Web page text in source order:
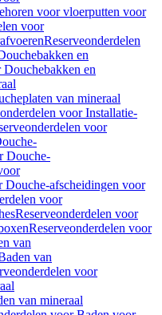
voor vloerputten voor
voor
Reserveonderdelen
en
Douchebakken en
van mineraal
voor Installatie-
voor
Douche-
Douche-afscheidingen voor
voor
Reserveonderdelen voor
Reserveonderdelen voor
van
van
voor
van mineraal